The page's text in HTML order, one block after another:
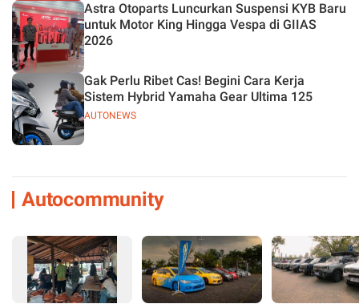
Astra Otoparts Luncurkan Suspensi KYB Baru
untuk Motor King Hingga Vespa di GIIAS
2026
AUTONEWS
Gak Perlu Ribet Cas! Begini Cara Kerja
Sistem Hybrid Yamaha Gear Ultima 125
Autocommunity